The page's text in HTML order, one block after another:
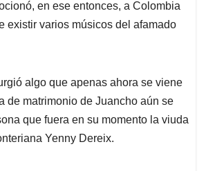
en ese entonces, a Colombia
existir varios músicos del afamado
algo que apenas ahora se viene
de matrimonio de Juancho aún se
que fuera en su momento la viuda
Yenny Dereix.